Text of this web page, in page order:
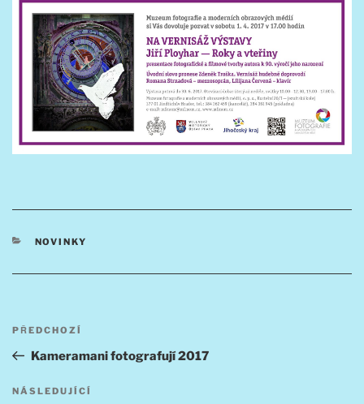
RUBRIKY
NOVINKY
příspěvek
Předchozí
příspěvek
PŘEDCHOZÍ
Kameramani fotografují 2017
Následující
NÁSLEDUJÍCÍ